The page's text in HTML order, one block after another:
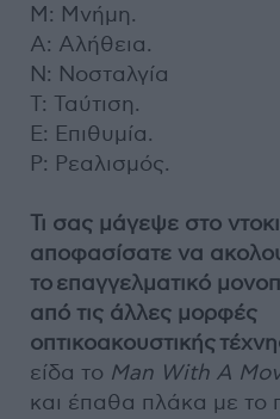
Μ: Μνήμη.
Α: Αλήθεια.
Ν: Νοσταλγία
Τ: Ταύτιση.
Ε: Επιθυμία.
Ρ: Ρεαλισμός.
Τι σας μάγεψε στο
αποφασίσατε να
τοεπαγγελματικό
από τις άλλες μορφές
οπτικοακουστικής
είδα το Man With A
και έπαθα πλάκα με το